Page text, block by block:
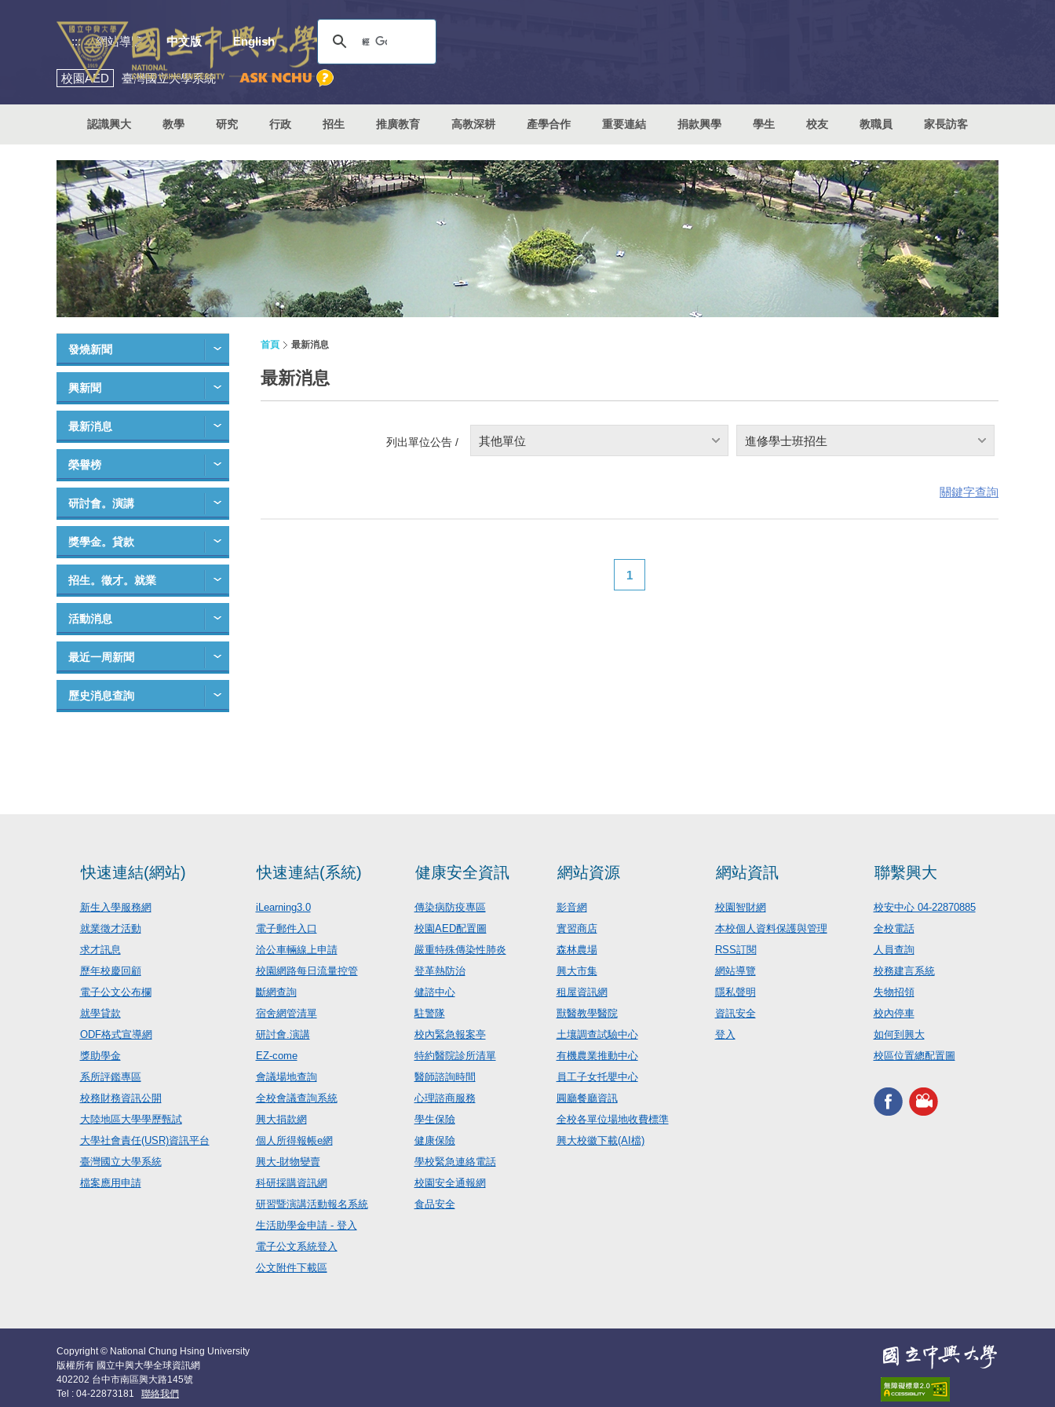
::: 網站導覽 中文版 English
校園AED 臺灣國立大學系統
認識興大 教學 研究 行政 招生 推廣教育 高教深耕 產學合作 重要連結 捐款興學 學生 校友 教職員 家長訪客
發燒新聞
興新聞
最新消息
榮譽榜
研討會。演講
獎學金。貸款
招生。徵才。就業
活動消息
最近一周新聞
歷史消息查詢
首頁 最新消息
最新消息
列出單位公告 / 其他單位 進修學士班招生
關鍵字查詢
1
快速連結(網站)
新生入學服務網
就業徵才活動
求才訊息
歷年校慶回顧
電子公文公布欄
就學貸款
ODF格式宣導網
獎助學金
系所評鑑專區
校務財務資訊公開
大陸地區大學學歷甄試
大學社會責任(USR)資訊平台
臺灣國立大學系統
檔案應用申請
快速連結(系統)
iLearning3.0
電子郵件入口
洽公車輛線上申請
校園網路每日流量控管
斷網查詢
宿舍網管清單
研討會.演講
EZ-come
會議場地查詢
全校會議查詢系統
興大捐款網
個人所得報帳e網
興大-財物變賣
科研採購資訊網
研習暨演講活動報名系統
生活助學金申請 - 登入
電子公文系統登入
公文附件下載區
健康安全資訊
傳染病防疫專區
校園AED配置圖
嚴重特殊傳染性肺炎
登革熱防治
健諮中心
駐警隊
校內緊急報案亭
特約醫院診所清單
醫師諮詢時間
心理諮商服務
學生保險
健康保險
學校緊急連絡電話
校園安全通報網
食品安全
網站資源
影音網
實習商店
森林農場
興大市集
租屋資訊網
獸醫教學醫院
土壤調查試驗中心
有機農業推動中心
員工子女托嬰中心
圓廳餐廳資訊
全校各單位場地收費標準
興大校徽下載(AI檔)
網站資訊
校園智財網
本校個人資料保護與管理
RSS訂閱
網站導覽
隱私聲明
資訊安全
登入
聯繫興大
校安中心 04-22870885
全校電話
人員查詢
校務建言系統
失物招領
校內停車
如何到興大
校區位置總配置圖
Copyright © National Chung Hsing University
版權所有 國立中興大學全球資訊網
402202 台中市南區興大路145號
Tel : 04-22873181 聯絡我們